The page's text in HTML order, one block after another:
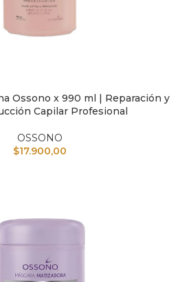
Ossono x 990 ml | Reparación y
Capilar Profesional
OSSONO
$17.900,00